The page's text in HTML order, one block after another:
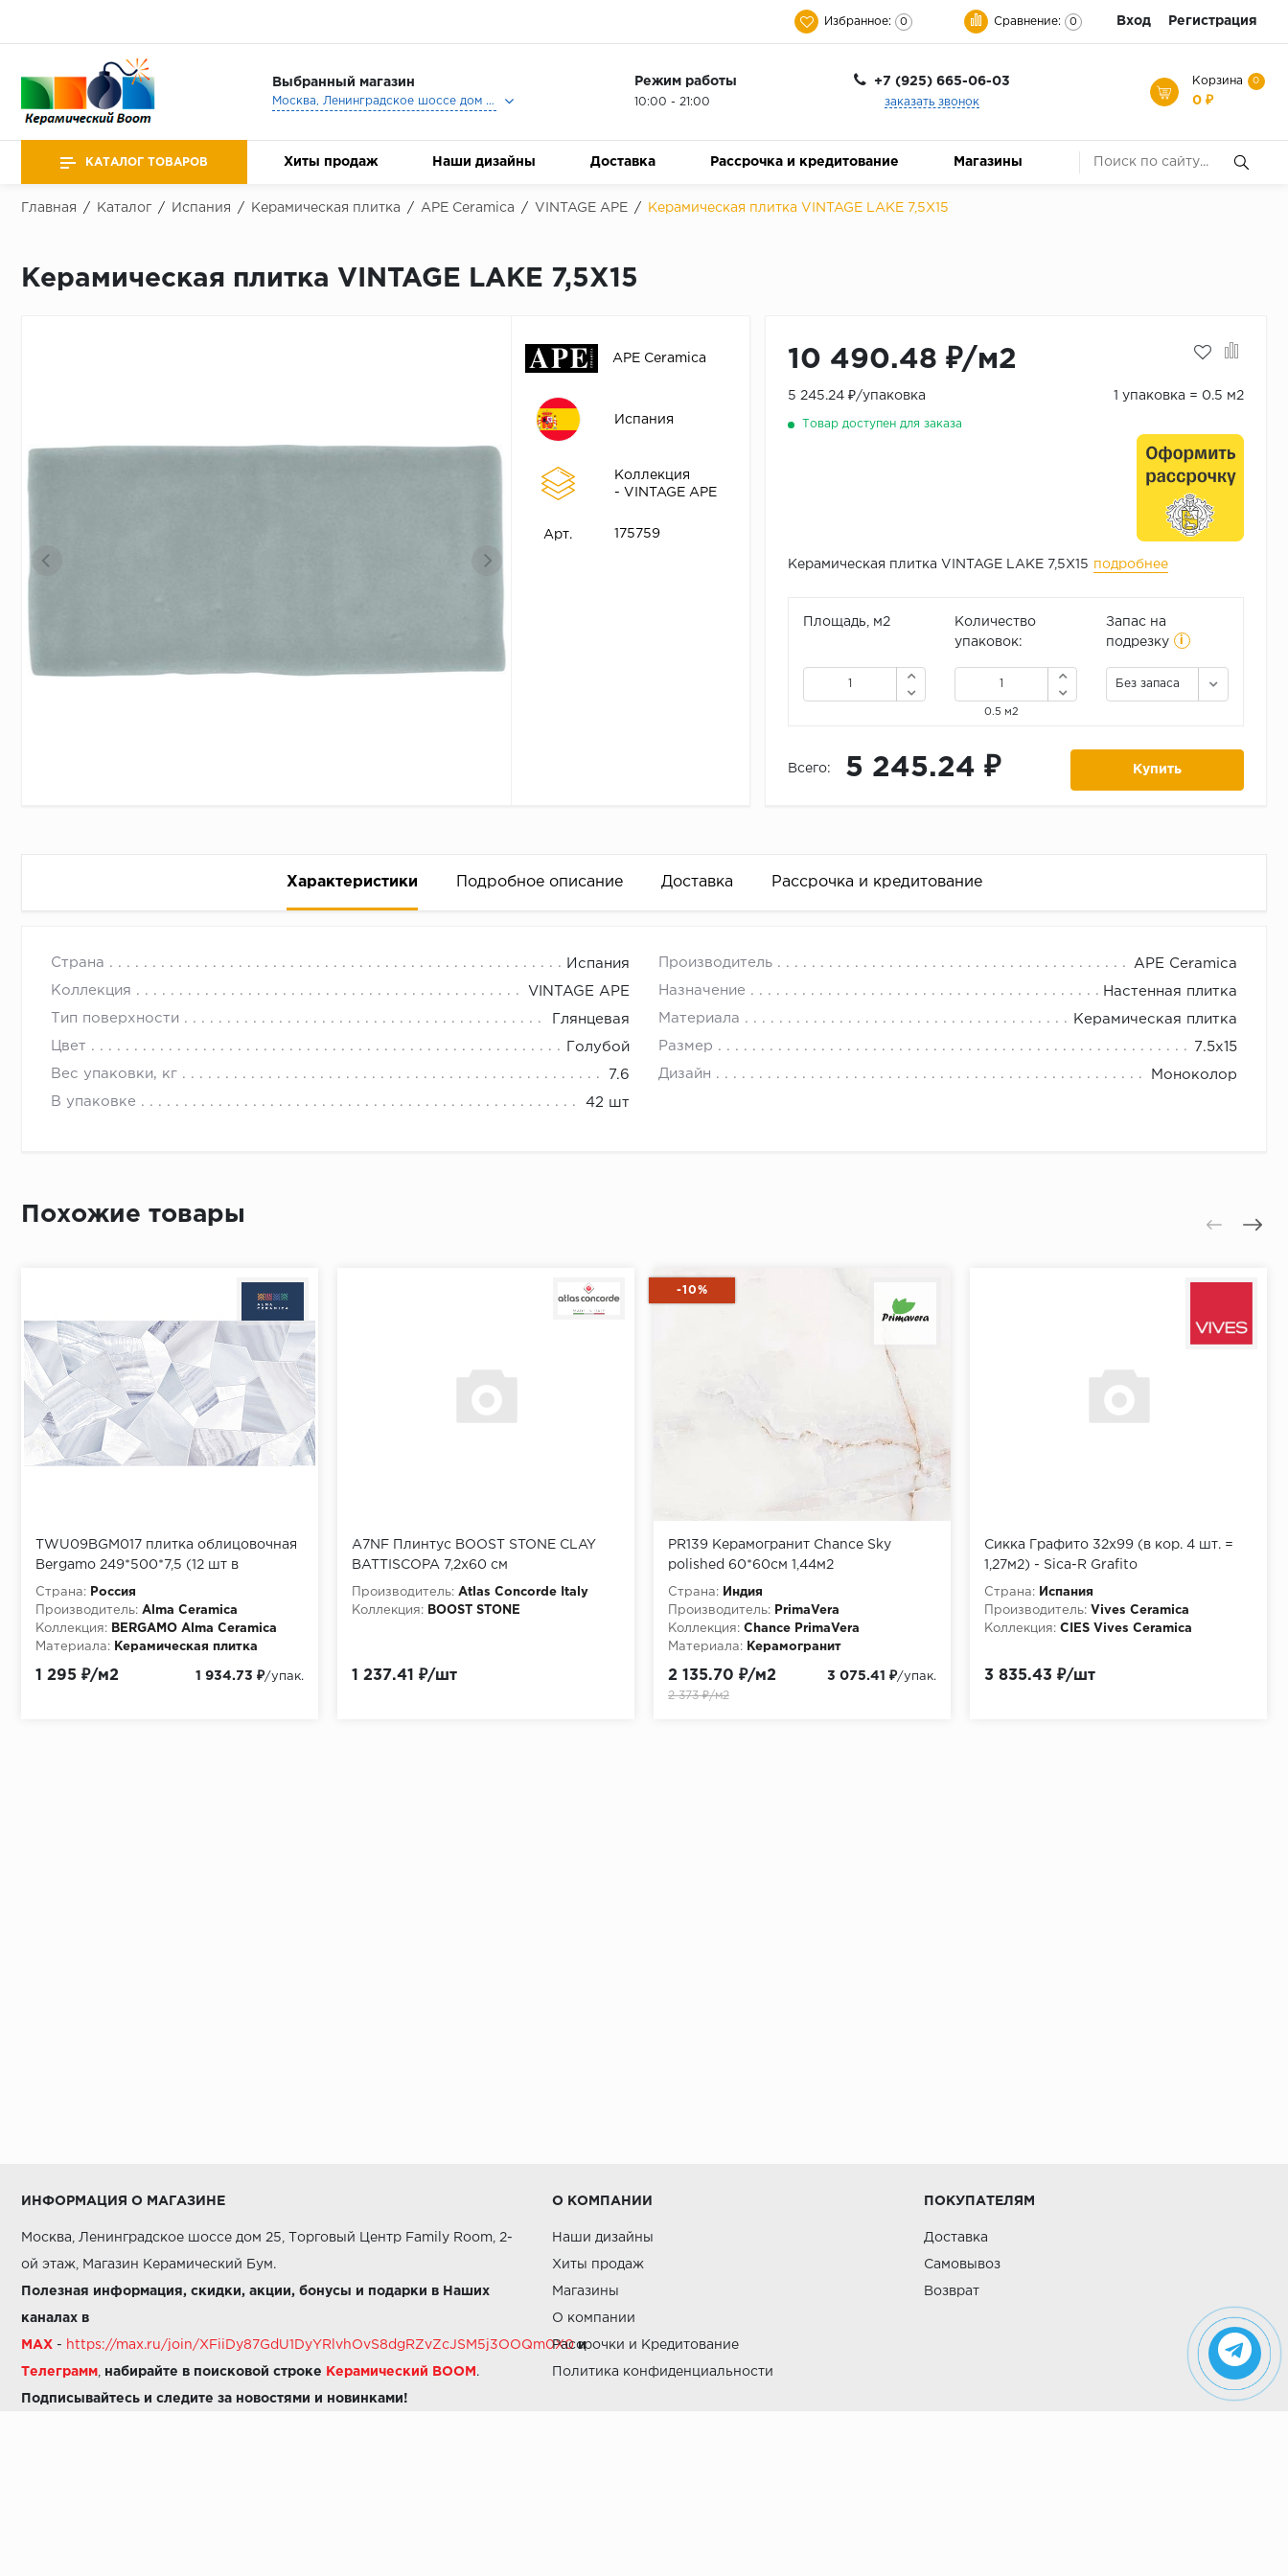
Избранное: 0 Сравнение: 0 Вход Регистрация
Выбранный магазин
Москва, Ленинградское шоссе дом 25, Торговый Центр Family Room, 2-ой этаж, Магазин Керамический Бум.
Режим работы
10:00 - 21:00
+7 (925) 665-06-03
заказать звонок
Корзина 0
0 ₽
КАТАЛОГ ТОВАРОВ Хиты продаж Наши дизайны Доставка Рассрочка и кредитование Магазины
Главная / Каталог / Испания / Керамическая плитка / APE Ceramica / VINTAGE APE / Керамическая плитка VINTAGE LAKE 7,5X15
Керамическая плитка VINTAGE LAKE 7,5X15
APE Ceramica
Испания
Коллекция
- VINTAGE APE
Арт. 175759
10 490.48 ₽/м2
5 245.24 ₽/упаковка 1 упаковка = 0.5 м2
Товар доступен для заказа
Керамическая плитка VINTAGE LAKE 7,5X15 подробнее
Площадь, м2
Количество
упаковок:
0.5 м2
Запас на
подрезку
i
Без запаса
Всего: 5 245.24 ₽ Купить
Характеристики Подробное описание Доставка Рассрочка и кредитование
Страна Испания Производитель APE Ceramica
Коллекция VINTAGE APE Назначение Настенная плитка
Тип поверхности Глянцевая Материала Керамическая плитка
Цвет Голубой Размер 7.5х15
Вес упаковки, кг 7.6 Дизайн Моноколор
В упаковке 42 шт
Рассрочка беспроцентная: вы не платите за пользование деньгами
Высокая вероятность одобрения: до 95%
Срок предоставления кредита от 3 до 36 месяцев Срок предоставления рассрочки от 3 до 10 месяцев
Похожие товары
TWU09BGM017 плитка облицовочная
Bergamo 249*500*7,5 (12 шт в
уп/80,676 м в пал)
Страна:
Россия
Производитель: Alma Ceramica
Коллекция:
BERGAMO Alma Ceramica
Материала:
Керамическая плитка
1 295 ₽/м2 1 934.73 ₽/упак.
A7NF Плинтус BOOST STONE CLAY
BATTISCOPA 7,2x60 см
Производитель: Atlas Concorde Italy
Коллекция:
BOOST STONE
1 237.41 ₽/шт
-10%
PR139 Керамогранит Chance Sky
polished 60*60см 1,44м2
Страна:
Индия
Производитель:
PrimaVera
Коллекция: Chance PrimaVera
Материала:
Керамогранит
2 135.70 ₽/м2
2 373 ₽/м2
3 075.41 ₽/упак.
Сикка Графито 32х99 (в кор. 4 шт. =
1,27м2) - Sica-R Grafito
Страна:
Испания
Производитель: Vives Ceramica
Коллекция: CIES Vives Ceramica
3 835.43 ₽/шт
ИНФОРМАЦИЯ О МАГАЗИНЕ
Москва, Ленинградское шоссе дом 25, Торговый Центр Family Room, 2-
ой этаж, Магазин Керамический Бум.
Полезная информация, скидки, акции, бонусы и подарки в Наших
каналах в
MAX - https://max.ru/join/XFiiDy87GdU1DyYRlvhOvS8dgRZvZcJSM5j3OOQm0X0 и
Телеграмм набирайте в поисковой строке Керамический BOOM .
Подписывайтесь и следите за новостями и новинками!
О КОМПАНИИ
Наши дизайны
Хиты продаж
Магазины
О компании
Рассрочки и Кредитование
Политика конфиденциальности
ПОКУПАТЕЛЯМ
Доставка
Самовывоз
Возврат